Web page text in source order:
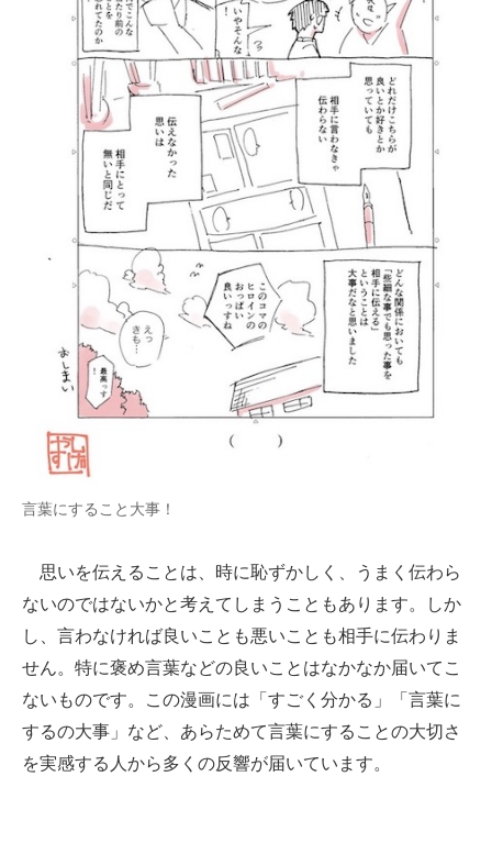
言葉にすること大事！
思いを伝えることは、時に恥ずかしく、うまく伝わら
ないのではないかと考えてしまうこともあります。しか
し、言わなければ良いことも悪いことも相手に伝わりま
せん。特に褒め言葉などの良いことはなかなか届いてこ
ないものです。この漫画には「すごく分かる」「言葉に
するの大事」など、あらためて言葉にすることの大切さ
を実感する人から多くの反響が届いています。